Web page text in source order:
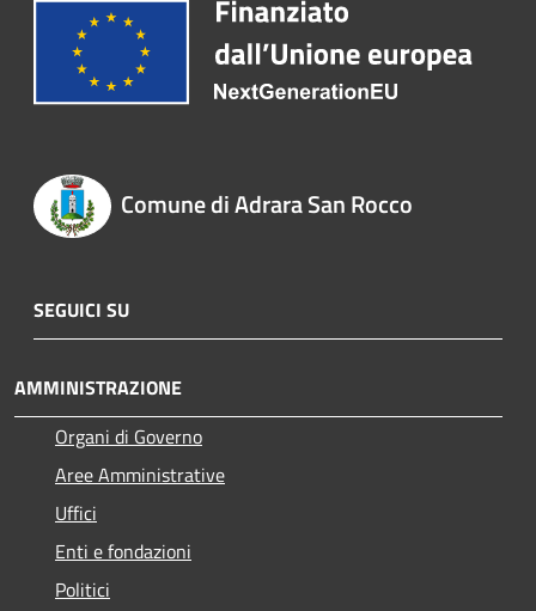
Comune di Adrara San Rocco
SEGUICI SU
AMMINISTRAZIONE
Organi di Governo
Aree Amministrative
Uffici
Enti e fondazioni
Politici